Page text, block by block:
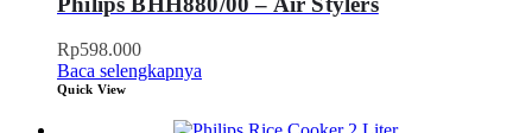
Rp598.000
Baca selengkapnya
Quick View